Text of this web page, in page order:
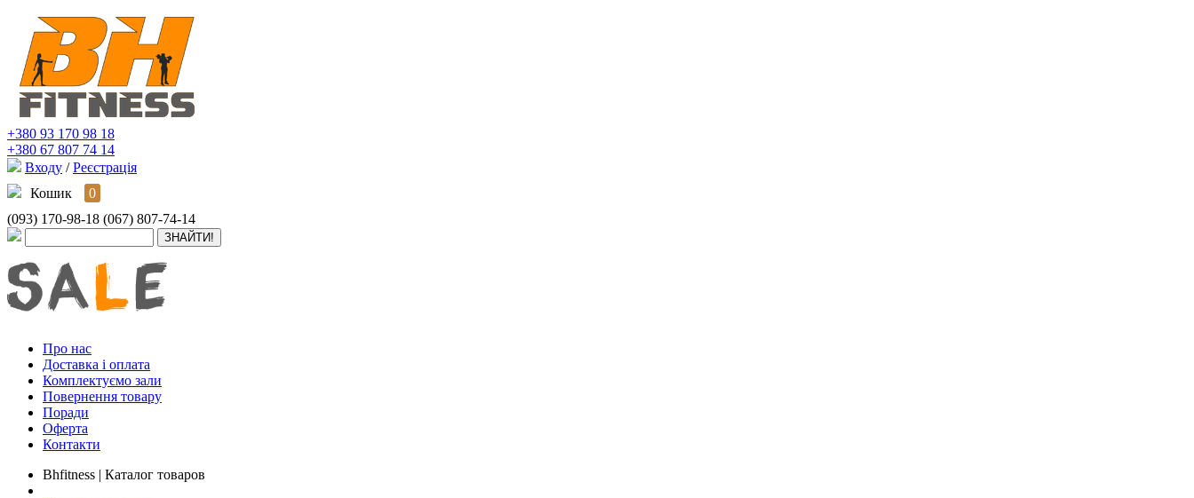
+380 93 170 98 18
+380 67 807 74 14
Входу / Реєстрація
Кошик
0
(093) 170-98-18 (067) 807-74-14
Про нас
Доставка і оплата
Комплектуємо зали
Повернення товару
Поради
Оферта
Контакти
Bhfitness | Каталог товаров